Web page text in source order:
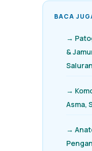
BACA
→
&
→
Asma,
→